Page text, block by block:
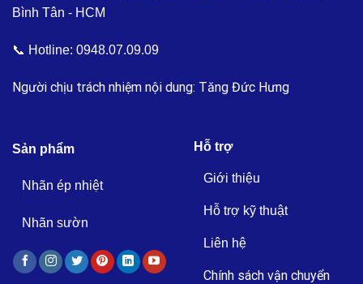
Bình Tân - HCM
📞 Hotline: 0948.07.09.09
Người chịu trách nhiệm nội dung: Tăng Đức Hưng
Sản phẩm
Nhãn ép nhiệt
Nhãn sườn
Hỗ trợ
Giới thiệu
Hỗ trợ kỹ thuật
Liên hệ
Chính sách vận chuyển